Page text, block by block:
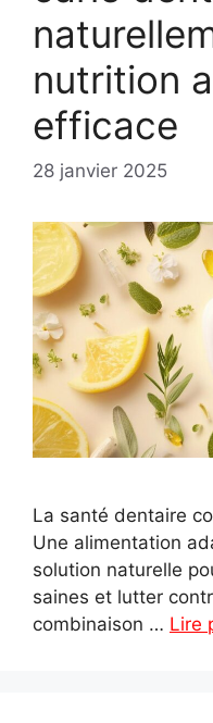
nutrition
efficace
28 janvier 2025
La santé dentaire
Une alimentation
solution naturelle
saines et lutter
combinaison … Lire